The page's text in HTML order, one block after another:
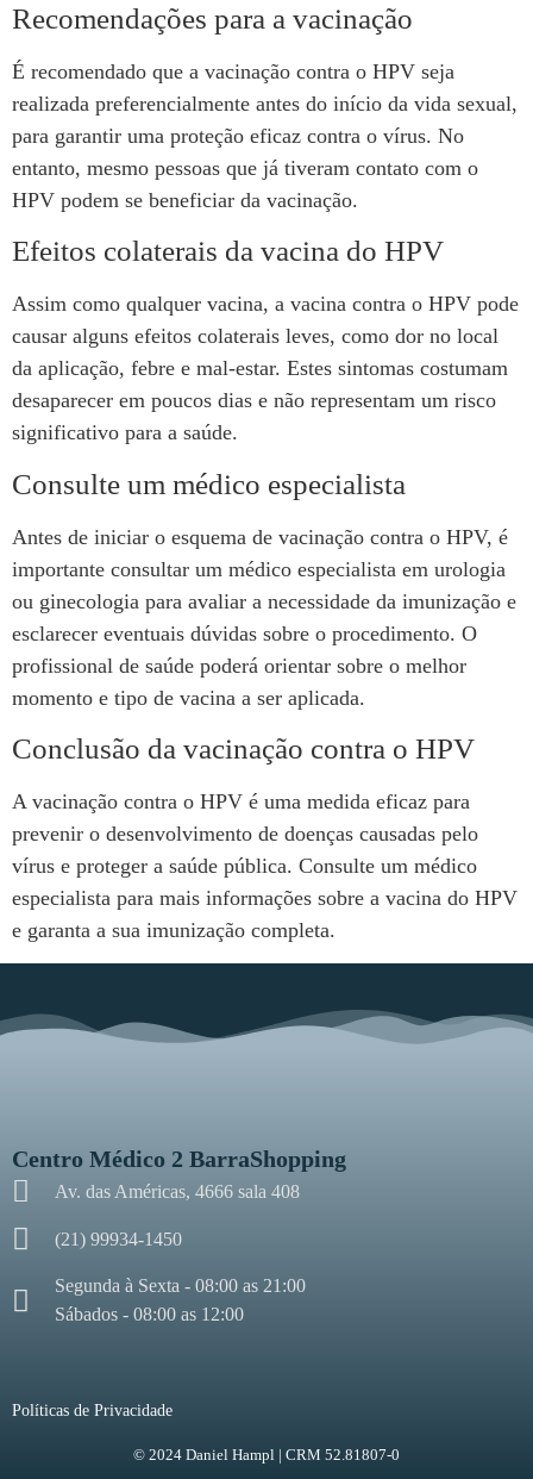
Recomendações para a vacinação
É recomendado que a vacinação contra o HPV seja
realizada preferencialmente antes do início da vida sexual,
para garantir uma proteção eficaz contra o vírus. No
entanto, mesmo pessoas que já tiveram contato com o
HPV podem se beneficiar da vacinação.
Efeitos colaterais da vacina do HPV
Assim como qualquer vacina, a vacina contra o HPV pode
causar alguns efeitos colaterais leves, como dor no local
da aplicação, febre e mal-estar. Estes sintomas costumam
desaparecer em poucos dias e não representam um risco
significativo para a saúde.
Consulte um médico especialista
Antes de iniciar o esquema de vacinação contra o HPV, é
importante consultar um médico especialista em urologia
ou ginecologia para avaliar a necessidade da imunização e
esclarecer eventuais dúvidas sobre o procedimento. O
profissional de saúde poderá orientar sobre o melhor
momento e tipo de vacina a ser aplicada.
Conclusão da vacinação contra o HPV
A vacinação contra o HPV é uma medida eficaz para
prevenir o desenvolvimento de doenças causadas pelo
vírus e proteger a saúde pública. Consulte um médico
especialista para mais informações sobre a vacina do HPV
e garanta a sua imunização completa.
Centro Médico 2 BarraShopping
Av. das Américas, 4666 sala 408
(21) 99934-1450
Segunda à Sexta - 08:00 as 21:00
Sábados - 08:00 as 12:00
Políticas de Privacidade
© 2024 Daniel Hampl | CRM 52.81807-0